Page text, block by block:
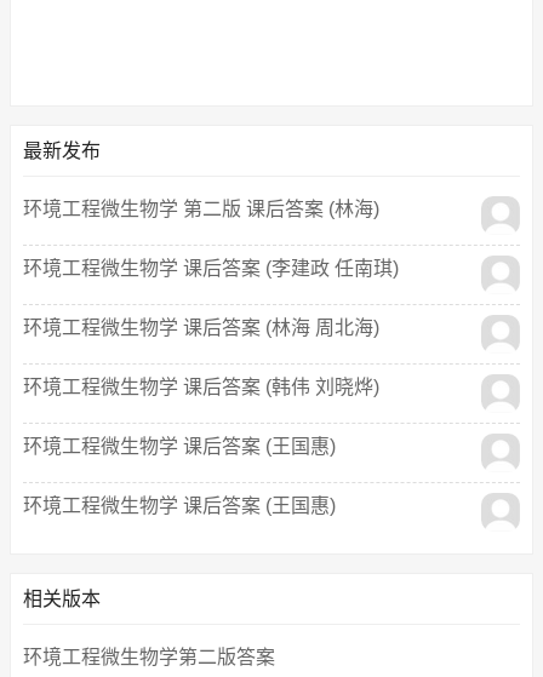
最新发布
环境工程微生物学 第二版 课后答案 (林海)
环境工程微生物学 课后答案 (李建政 任南琪)
环境工程微生物学 课后答案 (林海 周北海)
环境工程微生物学 课后答案 (韩伟 刘晓烨)
环境工程微生物学 课后答案 (王国惠)
环境工程微生物学 课后答案 (王国惠)
相关版本
环境工程微生物学第二版答案